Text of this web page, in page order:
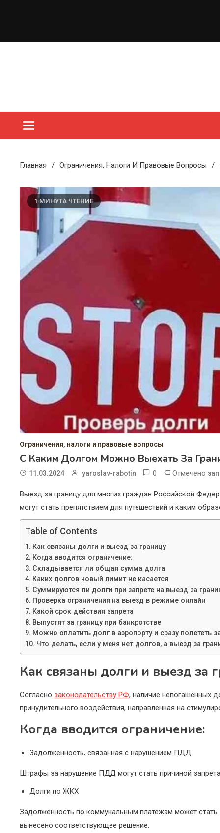
Главная Ограничения, Налоги И Правовые Вопросы
1 МИНУТА ЧТЕНИЕ
Ограничения, налоги и правовые вопросы
С Каким Долгом Можно Выехать За
11.03.2024 yaroslav-rabotin 0 Отмечено
Выезд за границу для многих граждан Российской
могут стать препятствием для путешествий и каким
Table of Contents
Как связаны долги и выезд за границу
Когда вводится ограничение:
Складывается ли общая сумма долга
Каких долгов новый лимит не касается
Суммируются ли долги при запрете на выезд за
Проверка ограничения на выезд в режиме онлайн
Какой срок действия запрета
Выпустят за границу при банкротстве
Можно оплатить долг в аэропорту и сразу полететь
Что делать, если у меня нет долгов, а выезд за
Как связаны долги и выезд за
Согласно законодательству РФ, наличие непогашенных
принудительного воздействия, направленная на
Когда вводится ограничение:
Задолженность, связанная с нарушением ПДД
Штрафы за нарушение ПДД могут стать причиной
Долги по ЖКХ
Задолженность по коммунальным платежам может
вынесено соответствующее решение.